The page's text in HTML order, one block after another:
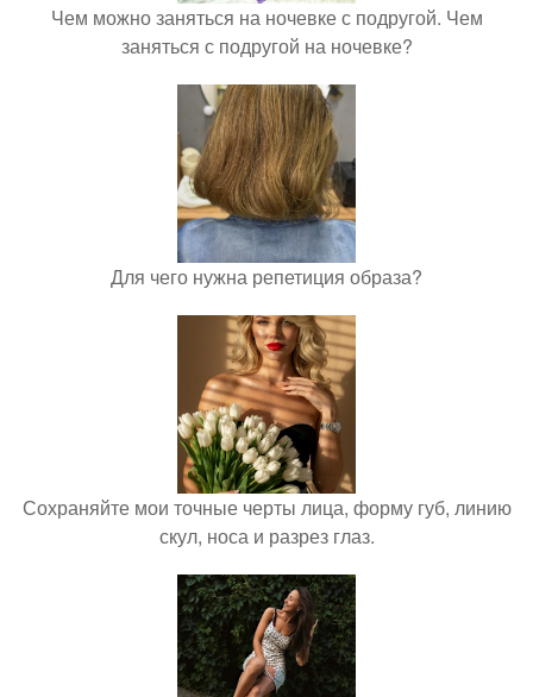
Чем можно заняться на ночевке с подругой. Чем
заняться с подругой на ночевке?
Для чего нужна репетиция образа?
Сохраняйте мои точные черты лица, форму губ, линию
скул, носа и разрез глаз.